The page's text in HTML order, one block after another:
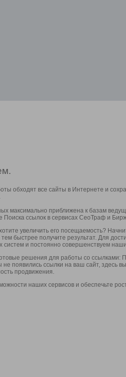
обходят все сайты в Интернете и
максимально приближена к базам
Поиска ссылок в сервисах СеоТраф и
увеличить его посещаемость?
тем быстрее получите результат. Для
систем и постоянно совершенствуем
решения для работы со ссылками:
не появились ссылки на ваш сайт, здесь
продвижения.
наших сервисов и обеспечьте